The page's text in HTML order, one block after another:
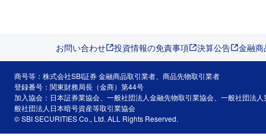
お問い合わせ 投資情報の免責事項 決算公告 金融
商号等：株式会社SBI証券 金融商品取引業者、商品先物取引業者
登録番号：関東財務局長（金商）第44号
加入協会：日本証券業協会、一般社団法人金融先物取引業協会、一般社団法
般社団法人日本暗号資産等取引業協会
© SBI SECURITIES Co., Ltd. ALL Rights Reserved.